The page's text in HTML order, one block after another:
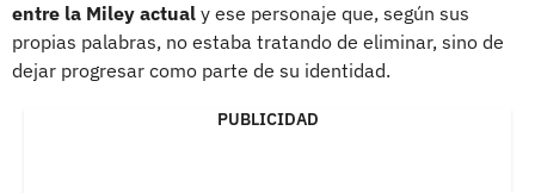
entre la Miley actual y ese personaje que, según sus
propias palabras, no estaba tratando de eliminar, sino de
dejar progresar como parte de su identidad.
PUBLICIDAD